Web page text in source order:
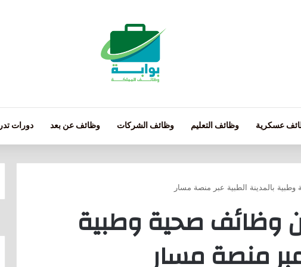
عسكرية وظائف التعليم وظائف الشركات وظائف عن بعد دورات
بالمدينة الطبية عبر منصة مسار
وظائف صحية وطبية
منصة مسار